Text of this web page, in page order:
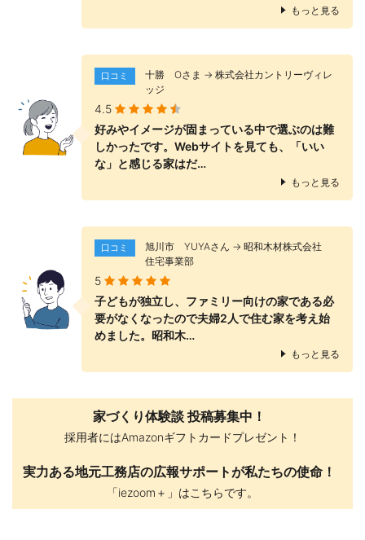
もっと見る
口コミ
十勝 Оさま → 株式会社カントリーヴィレ
ッジ
4.5
好みやイメージが固まっている中で選ぶのは難
しかったです。Webサイトを見ても、「いい
な」と感じる家はだ…
もっと見る
口コミ
旭川市 YUYAさん → 昭和木材株式会社
住宅事業部
5
子どもが独立し、ファミリー向けの家である必
要がなくなったので夫婦2人で住む家を考え始
めました。昭和木…
もっと見る
家づくり体験談 投稿募集中！
採用者にはAmazonギフトカードプレゼント！
実力ある地元工務店の広報サポートが私たちの使命！
「iezoom＋」はこちらです。